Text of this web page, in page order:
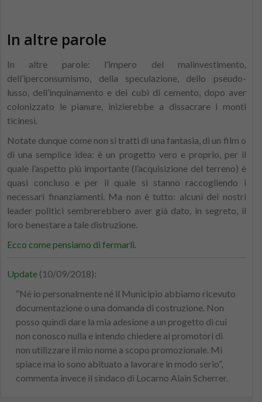
In altre parole
In altre parole: l’impero del malinvestimento,
dell’iperconsumismo, della speculazione, dello pseudo-
lusso, dell’inquinamento e dei cubi di cemento, dopo aver
colonizzato le pianure, inizierebbe a dissacrare i monti
ticinesi.
Notate dunque come non si tratti di una fantasia, di un film o
di una semplice idea: è un progetto vero e proprio, per il
quale l’aspetto più importante (l’acquisizione del terreno) è
quasi concluso e per il quale si stanno raccogliendo i
necessari finanziamenti. Ma non è tutto: alcuni dei nostri
leader politici sembrerebbero aver già dato, in segreto, il
loro benestare a tale distruzione.
Ecco come pensiamo di fermarli.
Update (10/09/2018):
“Né io personalmente né il Municipio abbiamo ricevuto
documentazione o una domanda di costruzione. Non
posso quindi dare la mia adesione a un progetto di cui
non conosco nulla e intendo chiedere ai promotori di
non utilizzare il mio nome a scopo promozionale. Mi
spiace ma io sono abituato a lavorare in modo serio”,
commenta invece il sindaco di Locarno Alain Scherrer.